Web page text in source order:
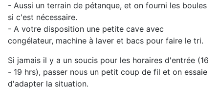
- Aussi un terrain de pétanque, et on fourni les boules
si c'est nécessaire.
- A votre disposition une petite cave avec
congélateur, machine à laver et bacs pour faire le tri.
Si jamais il y a un soucis pour les horaires d'entrée (16
- 19 hrs), passer nous un petit coup de fil et on essaie
d'adapter la situation.